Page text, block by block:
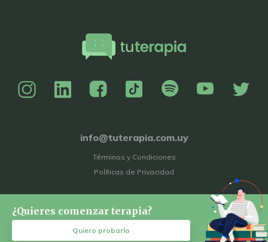
¿Quieres comenzar terapia?
Quiero probarlo
info@tuterapia.com.uy
Términos y Condiciones
Políticas de Privacidad